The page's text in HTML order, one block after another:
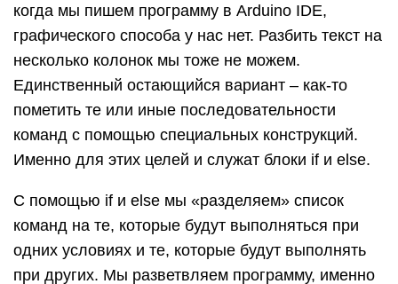
когда мы пишем программу в Arduino IDE,
графического способа у нас нет. Разбить текст на
несколько колонок мы тоже не можем.
Единственный остающийся вариант – как-то
пометить те или иные последовательности
команд с помощью специальных конструкций.
Именно для этих целей и служат блоки if и else.
С помощью if и else мы «разделяем» список
команд на те, которые будут выполняться при
одних условиях и те, которые будут выполнять
при других. Мы разветвляем программу, именно